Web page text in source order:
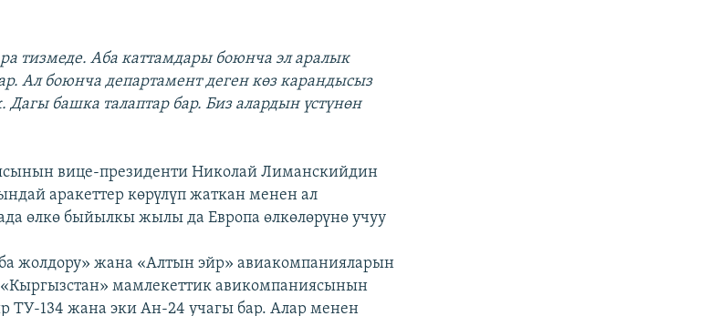
тизмеде. Аба каттамдары боюнча эл аралык
Ал боюнча департамент деген көз карандысыз
Дагы башка талаптар бар. Биз алардын үстүнөн
вице-президенти Николай Лиманскийдин
аракеттер көрүлүп жаткан менен ал
өлкө быйылкы жылы да Европа өлкөлөрүнө учуу
жолдору» жана «Алтын эйр» авиакомпанияларын
«Кыргызстан» мамлекеттик авикомпаниясынын
ТУ-134 жана эки Ан-24 учагы бар. Алар менен